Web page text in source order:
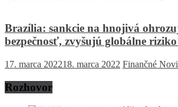
Brazília: sankcie na hnojivá
bezpečnosť, zvyšujú globálne
17. marca 202218. marca 2022 Finančné
Rozhovor